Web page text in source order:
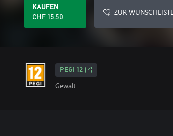
KAUFEN
CHF 15.50
ZUR
PEGI 12
Gewalt